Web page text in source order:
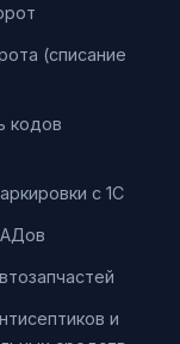
(списание
кодов
с 1С
и